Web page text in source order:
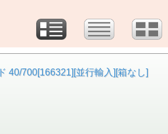
40/700[166321][並行輸入][箱なし]